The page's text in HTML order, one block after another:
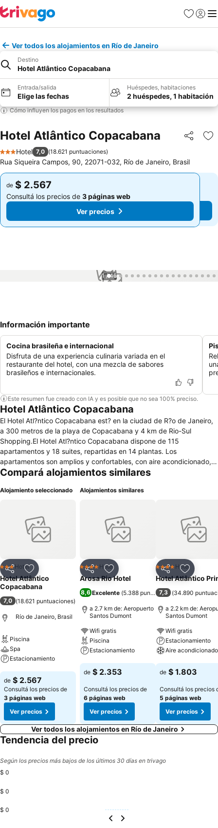
Favoritos
Iniciar
Ver todos los alojamientos en Río de Janeiro
Destino
Hotel Atlântico Copacabana
Entrada/salida
Elige las fechas
Huéspedes, habitaciones
2 huéspedes, 1 habitación
Cómo influyen los pagos en los resultados
Hotel Atlântico Copacabana Compartir
3 Estrellas
Hotel 7,0 (18.621 puntuaciones)
Rua Siqueira Campos, 90, 22071-032, Río de Janeiro, Brasil
de $ 2.567
Consultá los precios de 3 páginas web
Ver precios
de $ 2.567
Consultá los precios de 3 páginas web
Ver precios
1 / 45
Información importante
Cocina brasileña e internacional
Disfruta de una experiencia culinaria variada en el
restaurante del hotel, con una mezcla de sabores
brasileños e internacionales.
Este resumen fue creado con IA y es posible que no sea 100% preciso.
Hotel Atlântico Copacabana
El Hotel Atl?ntico Copacabana est? en la ciudad de R?o de Janeiro,
a 300 metros de la playa de Copacabana y 4 km de Rio-Sul
Shopping.El Hotel Atl?ntico Copacabana dispone de 115
apartamentos y 18 suites, repartidas en 14 plantas. Los
apartamentos son amplios y confortables, con aire acondicionado,
TV por cable, tel?fono, nevera, acceso a Internet, caja de seguridad
restaurante, con espacio para 120 personas, servicio de cocina
servicio de lavander?a y centro de negocios.Check-in: a partir de
las 14:00 horas. Check-out: hasta las 12:00 horas.
Compará alojamientos similares
Alojamiento seleccionado
CompartirAñadir a favoritos
3 Estrellas
Hotel
Hotel Atlântico
Copacabana
7,0 (18.621 puntuaciones)
Río de Janeiro, Brasil
Piscina
Spa
Estacionamiento
Ver precios
de $ 2.567
Consultá los precios de
3 páginas web
Ver precios
Alojamientos similares
CompartirAñadir a favoritos
4 EstrellasHotel
Arosa Rio Hotel
8,6 Excelente (5.388 puntuaciones)
a 2.7 km de: Aeropuerto
Santos Dumont
Wifi gratis
Piscina
Estacionamiento
Ver precios
de $ 2.353
Consultá los precios de
6 páginas web
Ver precios
CompartirAñadir
4 EstrellasHotel
Hotel Atlântico
7,3 (34.890
a 2.2 km de:
Santos Dumont
Wifi gratis
Estacionamiento
Aire acondicionado
Ver precios
de $ 1.803
Consultá los precios
5 páginas web
Ver precios
Ver todos los alojamientos en Río de Janeiro
Tendencia del precio
Según los precios más bajos de los últimos 30 días en trivago
$ 0
$ 0
$ 0